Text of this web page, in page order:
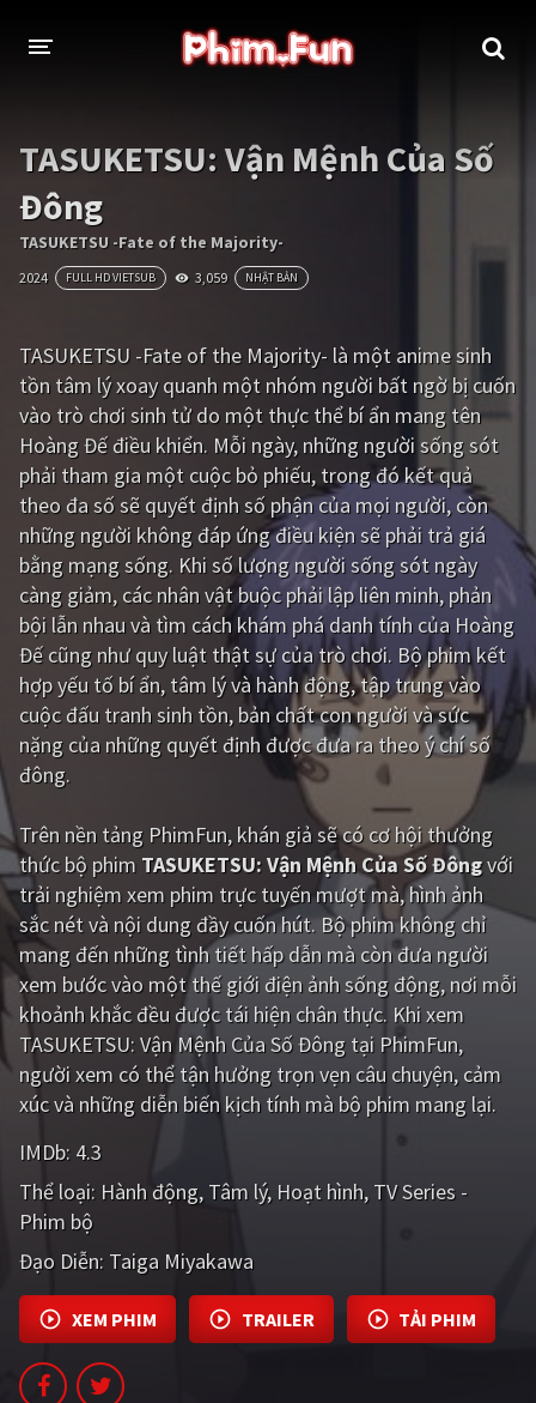
Thần thoại - Cổ trang
Tâm lý
Võ thuật - Kiếm hiệp Nhạc kịch
Phiêu lưu Hài hước
Viễn tưởng Khoa học - Tài liệu
Hoạt hình Thể thao
Tình cảm - Lãng mạn Kỳ ảo
Giật gân Gia đình
Bí ẩn Lịch sử
Viễn Tây Tiểu sử
GameShow DramaTV
QUỐC GIA
Âu - Mỹ Trung Quốc - Hồng Kông
Hàn Quốc Nhật Bản
Ấn Độ Việt Nam
Tổng hợp
CẬP NHẬT
PHIM MỚI
PHIM BỘ
PHIM LẺ
PHIM CHIẾU RẠP
BLOG
TASUKETSU: Vận Mệnh Của Số
Đông
TASUKETSU -Fate of the Majority-
2024 FULL HD VIETSUB 3,059 NHẬT BẢN
TASUKETSU -Fate of the Majority- là một anime sinh
tồn tâm lý xoay quanh một nhóm người bất ngờ bị cuốn
vào trò chơi sinh tử do một thực thể bí ẩn mang tên
Hoàng Đế điều khiển. Mỗi ngày, những người sống sót
phải tham gia một cuộc bỏ phiếu, trong đó kết quả
theo đa số sẽ quyết định số phận của mọi người, còn
những người không đáp ứng điều kiện sẽ phải trả giá
bằng mạng sống. Khi số lượng người sống sót ngày
càng giảm, các nhân vật buộc phải lập liên minh, phản
bội lẫn nhau và tìm cách khám phá danh tính của Hoàng
Đế cũng như quy luật thật sự của trò chơi. Bộ phim kết
hợp yếu tố bí ẩn, tâm lý và hành động, tập trung vào
cuộc đấu tranh sinh tồn, bản chất con người và sức
nặng của những quyết định được đưa ra theo ý chí số
đông.
Trên nền tảng PhimFun, khán giả sẽ có cơ hội thưởng
thức bộ phim TASUKETSU: Vận Mệnh Của Số Đôngvới
trải nghiệm xem phim trực tuyến mượt mà, hình ảnh
sắc nét và nội dung đầy cuốn hút. Bộ phim không chỉ
mang đến những tình tiết hấp dẫn mà còn đưa người
xem bước vào một thế giới điện ảnh sống động, nơi mỗi
khoảnh khắc đều được tái hiện chân thực. Khi xem
TASUKETSU: Vận Mệnh Của Số Đông tại PhimFun,
người xem có thể tận hưởng trọn vẹn câu chuyện, cảm
xúc và những diễn biến kịch tính mà bộ phim mang lại.
IMDb: 4.3
Thể loại: Hành động Tâm lý Hoạt hình TV Series -
Phim bộ
Đạo Diễn: Taiga Miyakawa
XEM PHIM TRAILER TẢI PHIM